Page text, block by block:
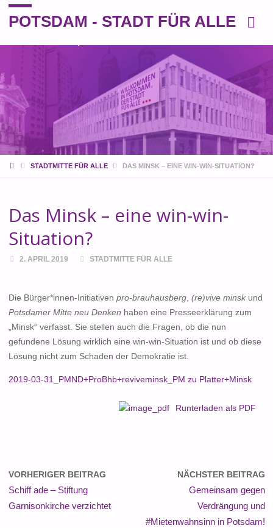
POTSDAM - STADT FÜR ALLE
STARTSTADTMITTE FÜR ALLE DAS MINSK – EINE WIN-WIN-SITUATION?
Das Minsk – eine win-win-
Situation?
2. APRIL 2019 STADTMITTE FÜR ALLE
Die Bürger*innen-Initiativen pro-brauhausberg, (re)vive minskund
Potsdamer Mitte neu Denken haben eine Presseerklärung zum
„Minsk“ verfasst. Sie stellen auch die Fragen, ob die nun
gefundene Lösung wirklich eine win-win-Situation ist und ob diese
Lösung nicht zum Schaden der Demokratie ist.
2019-03-31_PMND+ProBhb+reviveminsk_PM zu Platter+Minsk
Runterladen als PDF
VORHERIGER BEITRAG
Schiff ade – Stiftung
Garnisonkirche verzichtet
NÄCHSTER BEITRAG
Gemeinsam gegen
Verdrängung und
#Mietenwahnsinn in Potsdam!